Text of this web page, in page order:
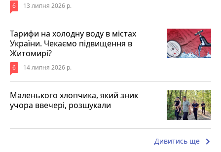
6 13 липня 2026 р.
Тарифи на холодну воду в містах
України. Чекаємо підвищення в
Житомирі?
6 14 липня 2026 р.
Маленького хлопчика, який зник
учора ввечері, розшукали
Дивитись ще keyboard_arrow_right